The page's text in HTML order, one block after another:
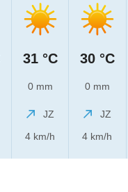
31 °C
0 mm
JZ
4 km/h
30 °C
0 mm
JZ
4 km/h